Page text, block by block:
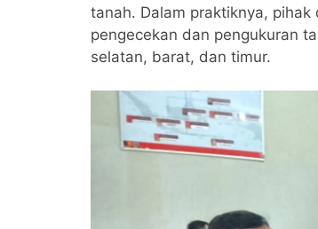
tanah. Dalam praktiknya,
pengecekan dan pengukuran
selatan, barat, dan timur.